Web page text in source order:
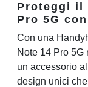
Proteggi il
Pro 5G
Con una
Note 14 Pro 5G
un accessorio
design unici